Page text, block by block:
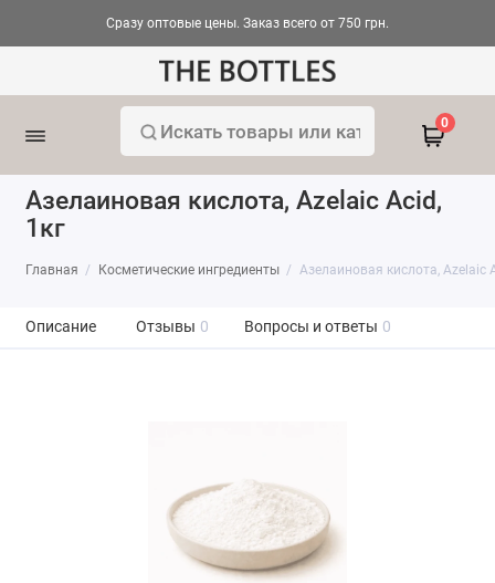
Сразу оптовые цены. Заказ всего от 750 грн.
0
Азелаиновая кислота, Azelaic Acid,
1кг
Главная Косметические ингредиенты Азелаиновая кислота, Azelaic
Описание Отзывы 0 Вопросы и ответы 0